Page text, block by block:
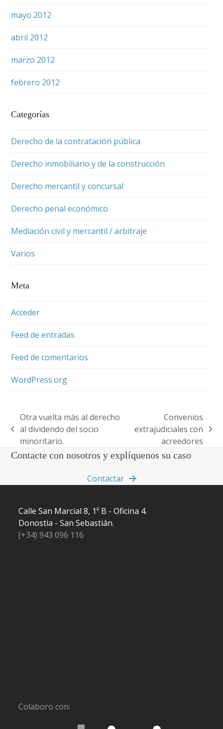
mayo 2012
abril 2012
marzo 2012
febrero 2012
Categorías
Derecho de la contratación pública
Derecho inmobiliario y de la construcción
Derecho mercantil y concursal
Derecho penal económico
Mediación civil y mercantil / arbitraje
Varios
Meta
Acceder
Feed de entradas
Feed de comentarios
WordPress.org
previous
post:
Otra vuelta más al derecho
al dividendo del socio
minoritario.
next
Convenios
extrajudiciales con
acreedores
Contacte con nosotros y explíquenos su caso
Contactar
Calle San Marcial 8, 1º B - Oficina 4.
Donostia - San Sebastián.
(+34) 943 096 116
Colaboro con: